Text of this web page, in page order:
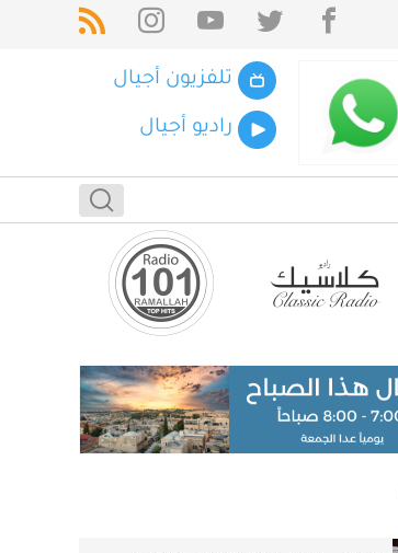
تلفزيون أجيال
راديو أجيال